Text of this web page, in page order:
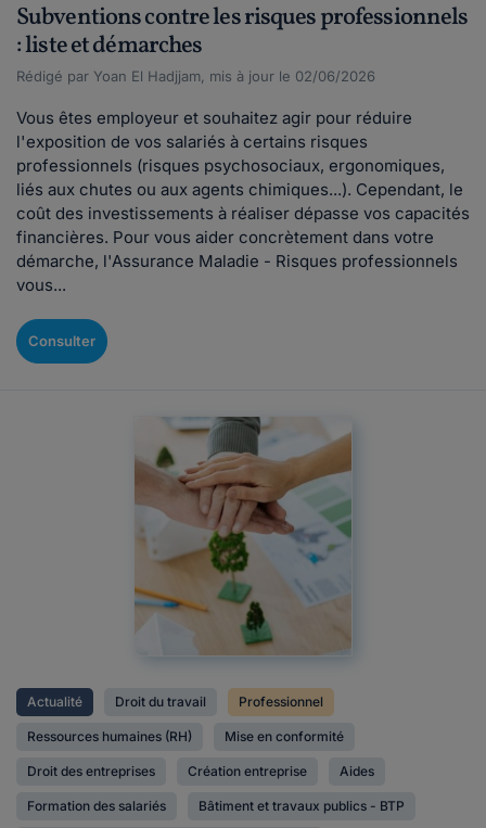
Subventions contre les risques professionnels
: liste et démarches
Rédigé par Yoan El Hadjjam, mis à jour le 02/06/2026
Vous êtes employeur et souhaitez agir pour réduire
l'exposition de vos salariés à certains risques
professionnels (risques psychosociaux, ergonomiques,
liés aux chutes ou aux agents chimiques...). Cependant, le
coût des investissements à réaliser dépasse vos capacités
financières. Pour vous aider concrètement dans votre
démarche, l'Assurance Maladie - Risques professionnels
vous...
Consulter
Actualité Droit du travail Professionnel
Ressources humaines (RH) Mise en conformité
Droit des entreprises Création entreprise Aides
Formation des salariés Bâtiment et travaux publics - BTP